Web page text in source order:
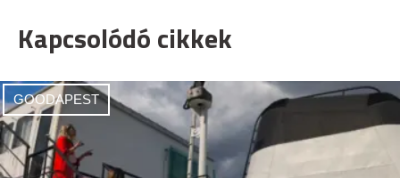
Kapcsolódó cikkek
GOODAPEST